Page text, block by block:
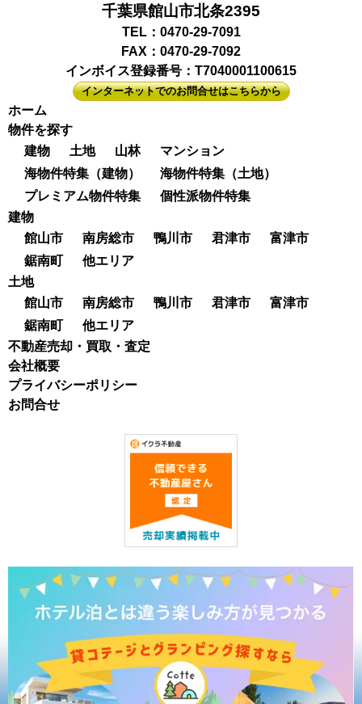
千葉県館山市北条2395
TEL：0470-29-7091
FAX：0470-29-7092
インボイス登録番号：T7040001100615
インターネットでのお問合せはこちらから
ホーム
物件を探す
建物
土地 山林
マンション
海物件特集（建物）
海物件特集（土地）
プレミアム物件特集
個性派物件特集
建物
館山市
南房総市 鴨川市 君津市
富津市
鋸南町
他エリア
土地
館山市
南房総市 鴨川市 君津市
富津市
鋸南町
他エリア
不動産売却・買取・査定
会社概要
プライバシーポリシー
お問合せ